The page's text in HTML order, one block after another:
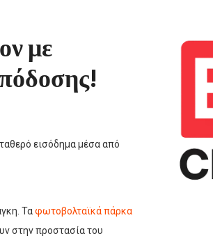
με
εισόδημα μέσα από
Ταφωτοβολταϊκά πάρκα
στην προστασία του